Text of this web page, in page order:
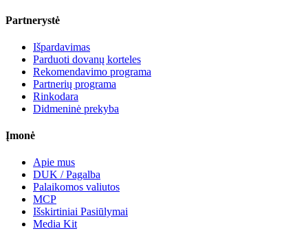
Partnerystė
Išpardavimas
Parduoti dovanų korteles
Rekomendavimo programa
Partnerių programa
Rinkodara
Didmeninė prekyba
Įmonė
Apie mus
DUK / Pagalba
Palaikomos valiutos
MCP
Išskirtiniai Pasiūlymai
Media Kit